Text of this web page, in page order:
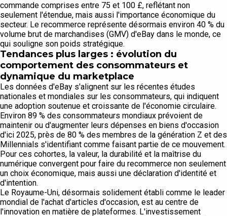
commande comprises entre 75 et 100 £, reflétant non
seulement l'étendue, mais aussi l'importance économique du
secteur. Le recommerce représente désormais environ 40 % du
volume brut de marchandises (GMV) d'eBay dans le monde, ce
qui souligne son poids stratégique.
Tendances plus larges : évolution du
comportement des consommateurs et
dynamique du marketplace
Les données d'eBay s'alignent sur les récentes études
nationales et mondiales sur les consommateurs, qui indiquent
une adoption soutenue et croissante de l'économie circulaire.
Environ 89 % des consommateurs mondiaux prévoient de
maintenir ou d'augmenter leurs dépenses en biens d'occasion
d'ici 2025, près de 80 % des membres de la génération Z et des
Millennials s'identifiant comme faisant partie de ce mouvement.
Pour ces cohortes, la valeur, la durabilité et la maîtrise du
numérique convergent pour faire du recommerce non seulement
un choix économique, mais aussi une déclaration d'identité et
d'intention.
Le Royaume-Uni, désormais solidement établi comme le leader
mondial de l'achat d'articles d'occasion, est au centre de
l'innovation en matière de plateformes. L'investissement